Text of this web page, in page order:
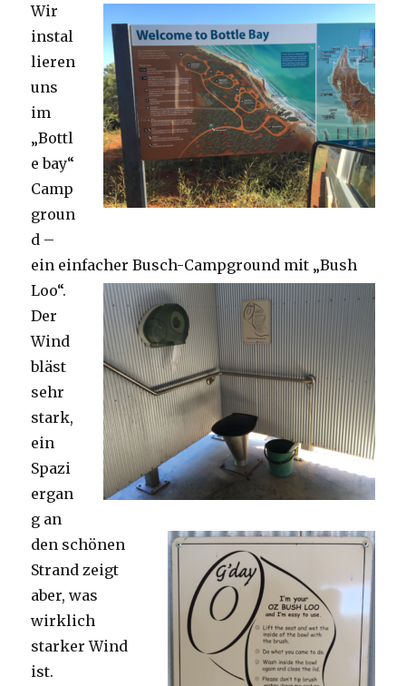
Wir
instal
lieren
uns
im
„Bottl
e bay“
Camp
groun
d –
ein einfacher Busch-Campground mit „Bush
Loo“.
Der
Wind
bläst
sehr
stark,
ein
Spazi
ergan
g an
den schönen
Strand zeigt
aber, was
wirklich
starker Wind
ist.